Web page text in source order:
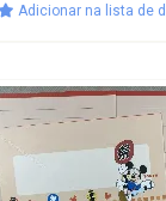
Adicionar na lista de